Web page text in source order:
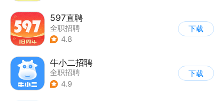
597直聘
全职招聘
4.8
下载
牛小二招聘
全职招聘
4.9
下载